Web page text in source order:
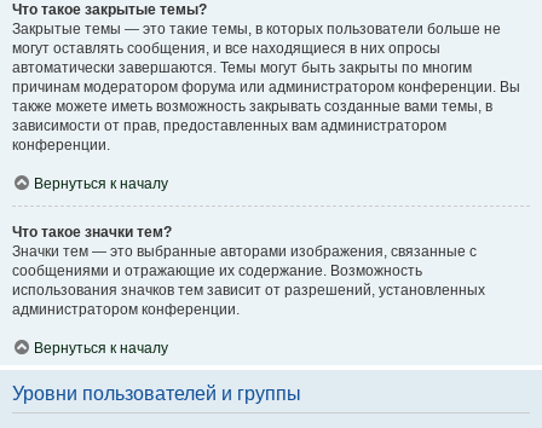
Что такое закрытые темы?
Закрытые темы — это такие темы, в которых пользователи больше не
могут оставлять сообщения, и все находящиеся в них опросы
автоматически завершаются. Темы могут быть закрыты по многим
причинам модератором форума или администратором конференции. Вы
также можете иметь возможность закрывать созданные вами темы, в
зависимости от прав, предоставленных вам администратором
конференции.
Вернуться к началу
Что такое значки тем?
Значки тем — это выбранные авторами изображения, связанные с
сообщениями и отражающие их содержание. Возможность
использования значков тем зависит от разрешений, установленных
администратором конференции.
Вернуться к началу
Уровни пользователей и группы